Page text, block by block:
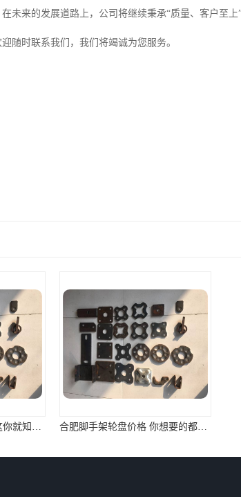
未来的发展道路上，公司将继续秉承“质量、客户至
随时联系我们，我们将竭诚为您服务。
宁波脚手架轮盘厂家 看这你就知道了 合肥脚手架轮盘价格 你想要的都在这里